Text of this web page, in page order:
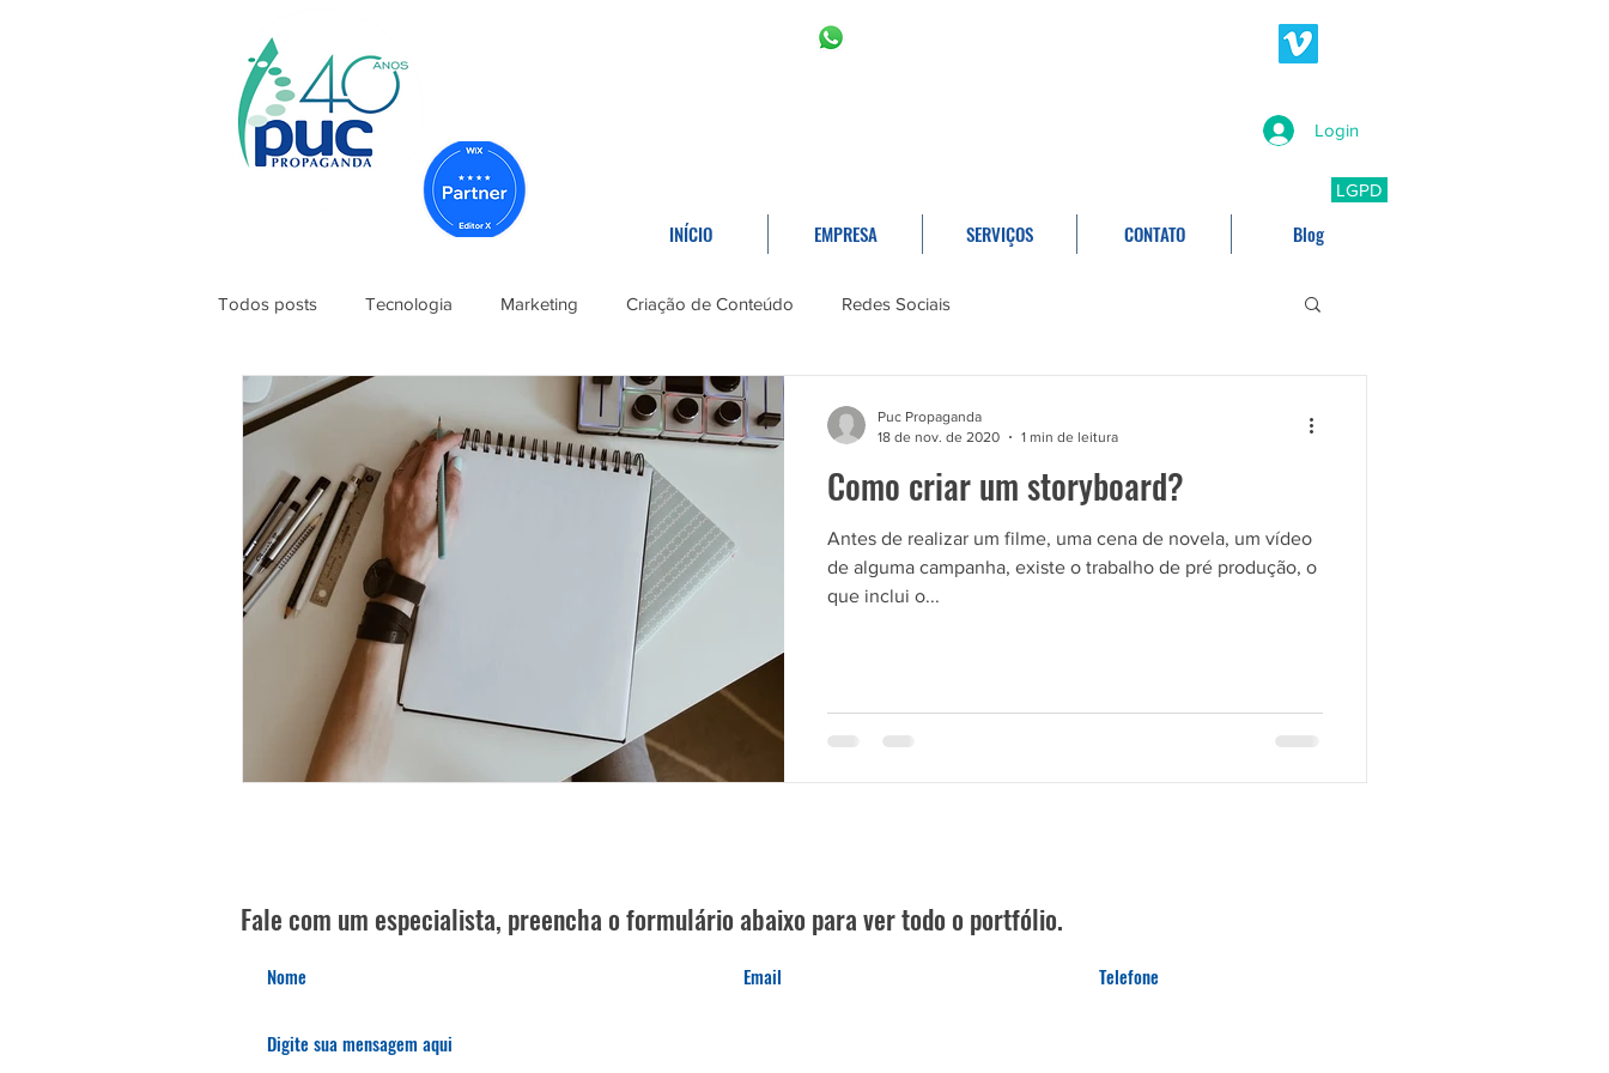
Login
LGPD
INÍCIO EMPRESA SERVIÇOS CONTATO Blog
Todos posts Tecnologia Marketing Criação de Conteúdo Redes Sociais
Como criar um storyboard?
Antes de realizar um filme, uma cena de novela, um vídeo
de alguma campanha, existe o trabalho de pré produção, o
que inclui o...
Puc Propaganda
18 de nov. de 2020
1 min de leitura
Fale com um especialista, preencha o formulário abaixo para ver todo o portfólio.